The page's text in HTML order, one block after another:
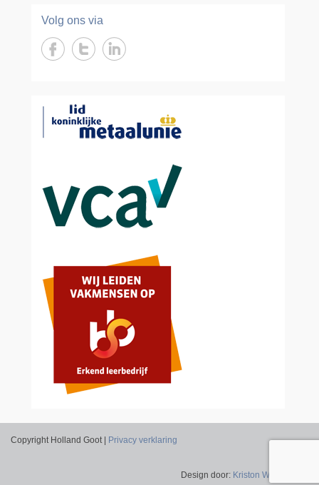
Volg ons via
Copyright Holland Goot | Privacy verklaring
Design door: Kriston Webdesign